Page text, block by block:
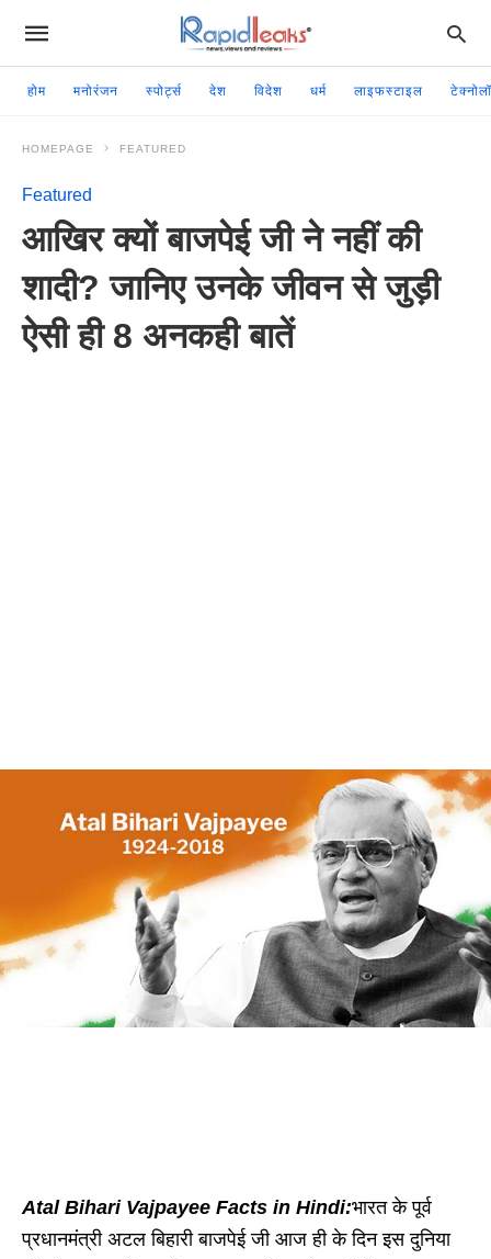
होम मनोरंजन स्पोर्ट्स देश विदेश धर्म लाइफस्टाइल
HOMEPAGE FEATURED
Featured
आखिर क्यों बाजपेई जी ने नहीं की
शादी? जानिए उनके जीवन से जुड़ी
ऐसी ही 8 अनकही बातें
Atal Bihari Vajpayee Facts in Hindi:भारत के पूर्व
प्रधानमंत्री अटल बिहारी बाजपेई जी आज ही के दिन इस दुनिया